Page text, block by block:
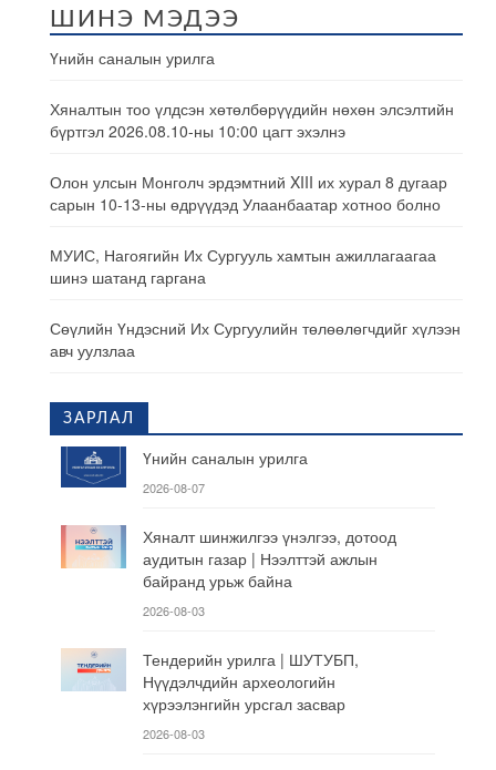
ШИНЭ МЭДЭЭ
Үнийн саналын урилга
Хяналтын тоо үлдсэн хөтөлбөрүүдийн нөхөн элсэлтийн
бүртгэл 2026.08.10-ны 10:00 цагт эхэлнэ
Олон улсын Монголч эрдэмтний XIII их хурал 8 дугаар
сарын 10-13-ны өдрүүдэд Улаанбаатар хотноо болно
МУИС, Нагоягийн Их Сургууль хамтын ажиллагаагаа
шинэ шатанд гаргана
Сөүлийн Үндэсний Их Сургуулийн төлөөлөгчдийг хүлээн
авч уулзлаа
ЗАРЛАЛ
Үнийн саналын урилга
2026-08-07
Хяналт шинжилгээ үнэлгээ, дотоод
аудитын газар | Нээлттэй ажлын
байранд урьж байна
2026-08-03
Тендерийн урилга | ШУТУБП,
Нүүдэлчдийн археологийн
хүрээлэнгийн урсгал засвар
2026-08-03